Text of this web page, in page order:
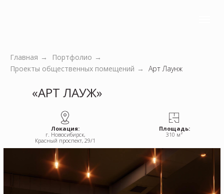
Главная → Портфолио →
Проекты общественных помещений → Арт Лаунж
‎«АРТ ЛАУЖ»
Локация:
г. Новосибирск,
Красный проспект, 29/1
Площадь:
310 м²